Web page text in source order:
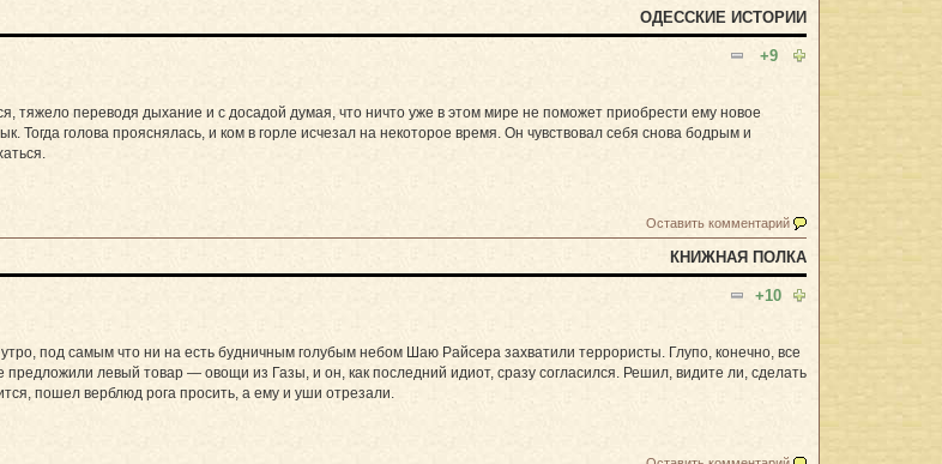
ОДЕССКИЕ ИСТОРИИ
+9
тяжело переводя дыхание и с досадой думая, что ничто уже в этом мире не поможет приобрести ему новое
Тогда голова прояснялась, и ком в горле исчезал на некоторое время. Он чувствовал себя снова бодрым и
Оставить комментарий
КНИЖНАЯ ПОЛКА
+10
под самым что ни на есть будничным голубым небом Шаю Райсера захватили террористы. Глупо, конечно, все
левый товар — овощи из Газы, и он, как последний идиот, сразу согласился. Решил, видите ли, сделать
пошел верблюд рога просить, а ему и уши отрезали.